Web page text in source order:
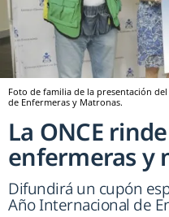
Foto de familia de la presentación
de Enfermeras y Matronas.
La ONCE
enfermeras y
Difundirá un cupón
Año Internacional de